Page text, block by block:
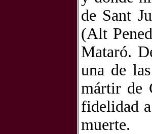
de Sant
(Alt
Mataró.
una de
mártir de
fidelidad
muerte.